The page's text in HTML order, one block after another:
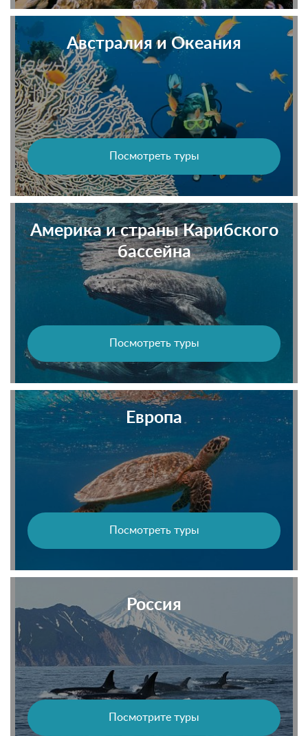
Австралия и Океания
Посмотреть туры
Америка и страны Карибского
бассейна
Посмотреть туры
Европа
Посмотреть туры
Россия
Посмотрите туры